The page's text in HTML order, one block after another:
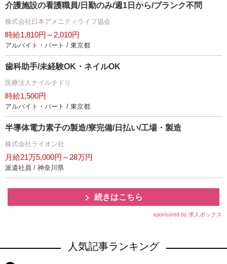
介護施設の看護職員/日勤のみ/週1日から/ブランク不問
株式会社日本アメニティライフ協会
時給1,810円～2,010円
アルバイト・パート / 東京都
歯科助手/未経験OK・ネイルOK
医療法人ナイルチドリ
時給1,500円
アルバイト・パート / 東京都
半導体電力素子の製造/寮完備/日払い/工場・製造
株式会社ライオン社
月給21万5,000円～28万円
派遣社員 / 神奈川県
続きはこちら
sponsored by 求人ボックス
人気記事ランキング